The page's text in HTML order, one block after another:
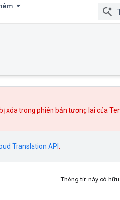
xóa trong phiên bản tương lai của
Translation API
Thông tin này có